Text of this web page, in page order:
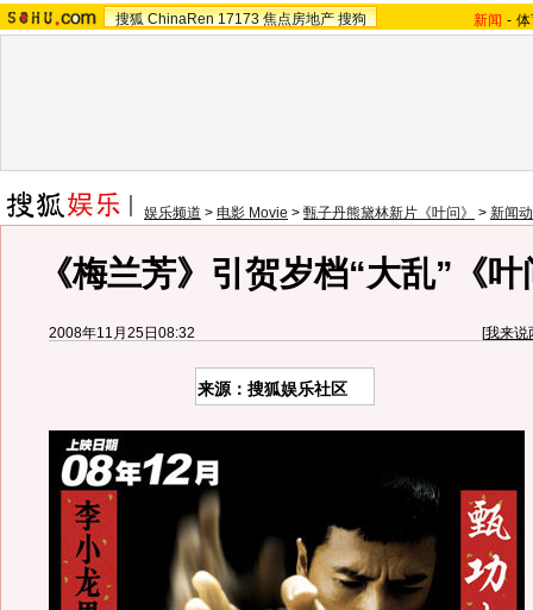
搜狐 ChinaRen 17173 焦点房地产 搜狗 新闻 -
娱乐频道 > 电影 Movie > 甄子丹熊黛林新片《叶问》 > 新闻
《梅兰芳》引贺岁档“大乱”《
2008年11月25日08:32 [我来说
来源：搜狐娱乐社区